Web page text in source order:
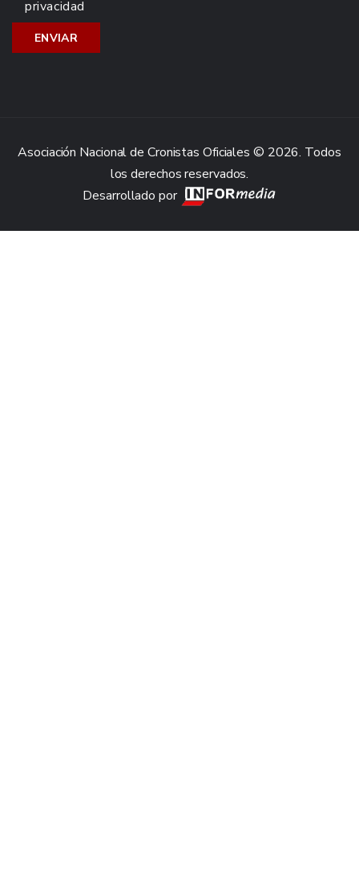
privacidad
Asociación Nacional de Cronistas Oficiales © 2026. Todos
los derechos reservados.
Desarrollado por